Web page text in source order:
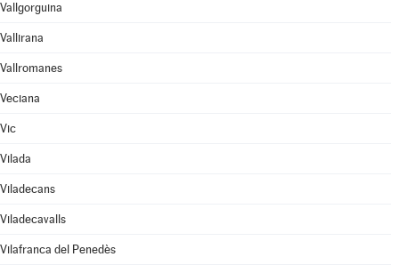
Vallgorguina
Vallirana
Vallromanes
Veciana
Vic
Vilada
Viladecans
Viladecavalls
Vilafranca del Penedès